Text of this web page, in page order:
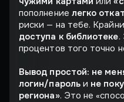
пополнение легко
риски — на тебе.
доступа к библиотеке.
процентов того точно
Вывод простой: не
логин/парольи не
региона». Это не